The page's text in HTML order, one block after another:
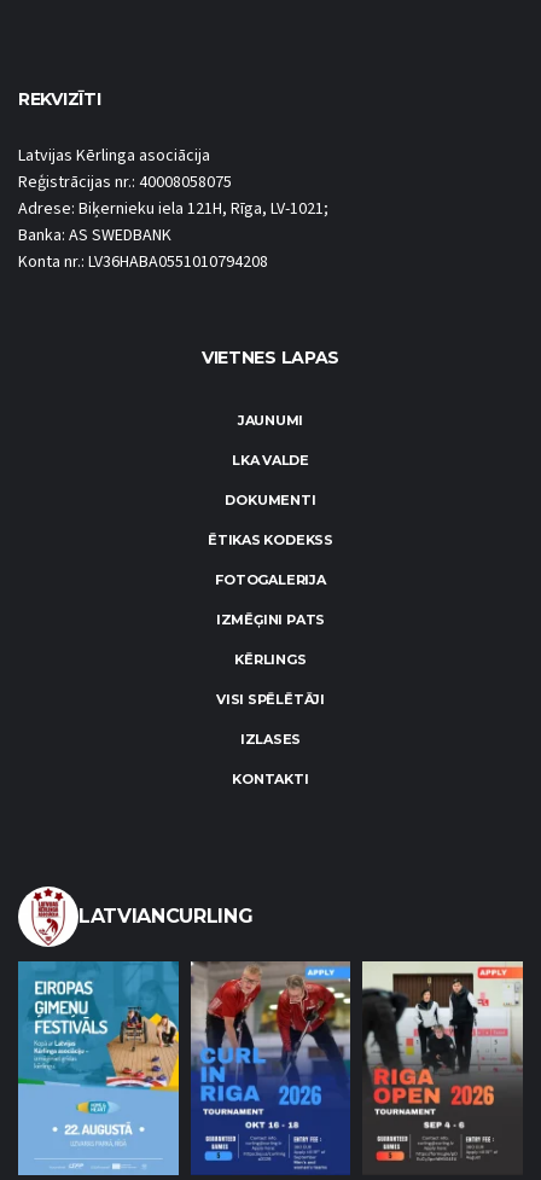
REKVIZĪTI
Latvijas Kērlinga asociācija
Reģistrācijas nr.: 40008058075
Adrese: Biķernieku iela 121H, Rīga, LV-1021;
Banka: AS SWEDBANK
Konta nr.: LV36HABA0551010794208
VIETNES LAPAS
JAUNUMI
LKA VALDE
DOKUMENTI
ĒTIKAS KODEKSS
FOTOGALERIJA
IZMĒĢINI PATS
KĒRLINGS
VISI SPĒLĒTĀJI
IZLASES
KONTAKTI
LATVIANCURLING